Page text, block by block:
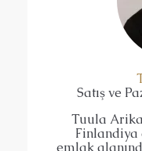
Satış ve
Tuula
Finlandiya
emlak